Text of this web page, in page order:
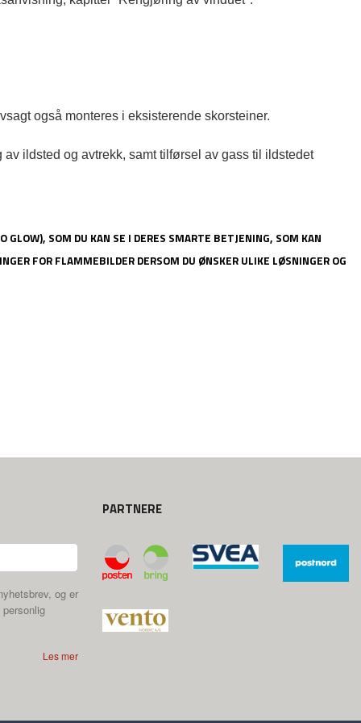
også monteres i eksisterende skorsteiner.
ildsted og avtrekk, samt tilførsel av gass til ildstedet
GLOW), SOM DU KAN SE I DERES SMARTE BETJENING, SOM KAN
FOR FLAMMEBILDER DERSOM DU ØNSKER ULIKE LØSNINGER OG
og er
Les mer
PARTNERE